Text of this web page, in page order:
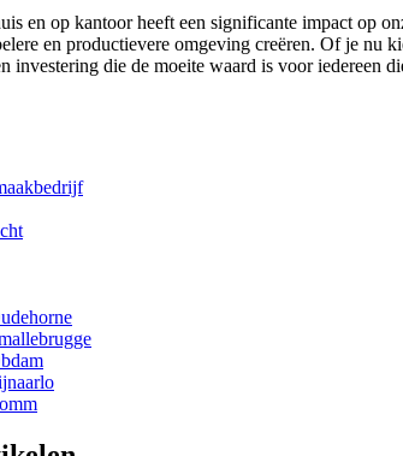
en op kantoor heeft een significante impact op
en productievere omgeving creëren. Of je nu
investering die de moeite waard is voor iedereen